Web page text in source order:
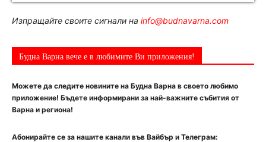
Изпращайте своите сигнали на info@budnavarna.com
Будна Варна вече е в любимите Ви приложения!
Можете да следите новините на Будна Варна в своето любимо
приложение! Бъдете информирани за най-важните събития от
Варна и региона!
Абонирайте се за нашите канали във Вайбър и Телеграм: